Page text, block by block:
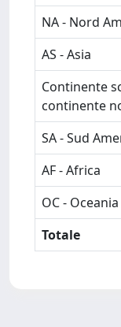
NA - Nord
AS - Asia
Continente
continente
SA - Sud
AF - Africa
OC - Oceania
Totale